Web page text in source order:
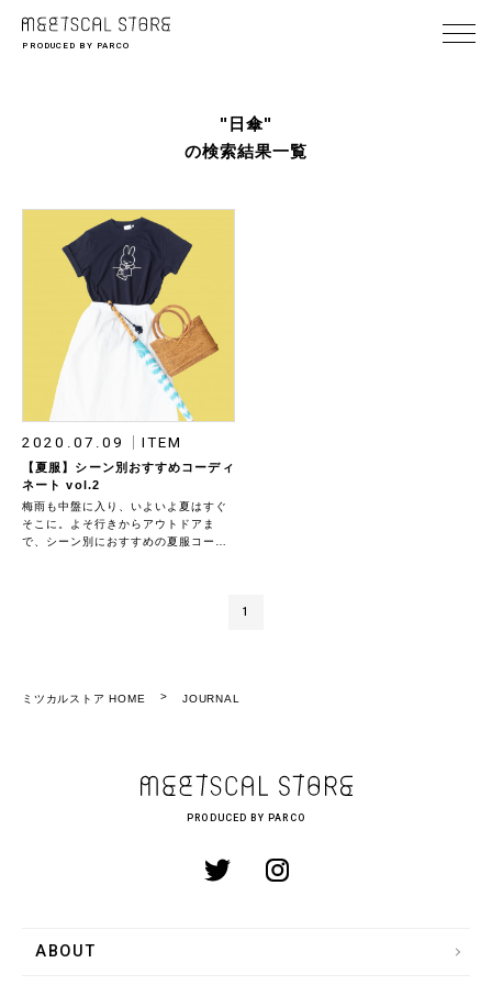
PRODUCED BY PARCO
"日傘"
の検索結果一覧
2020.07.09 ITEM
【夏服】シーン別おすすめコーディ
ネート vol.2
梅雨も中盤に入り、いよいよ夏はすぐ
そこに。よそ行きからアウトドアま
で、シーン別におすすめの夏服コーデ
1
ミツカルストア HOME JOURNAL
PRODUCED BY PARCO
ABOUT